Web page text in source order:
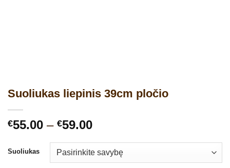
Suoliukas liepinis 39cm pločio
€55.00 – €59.00Price
€55.00
through
Suoliukas